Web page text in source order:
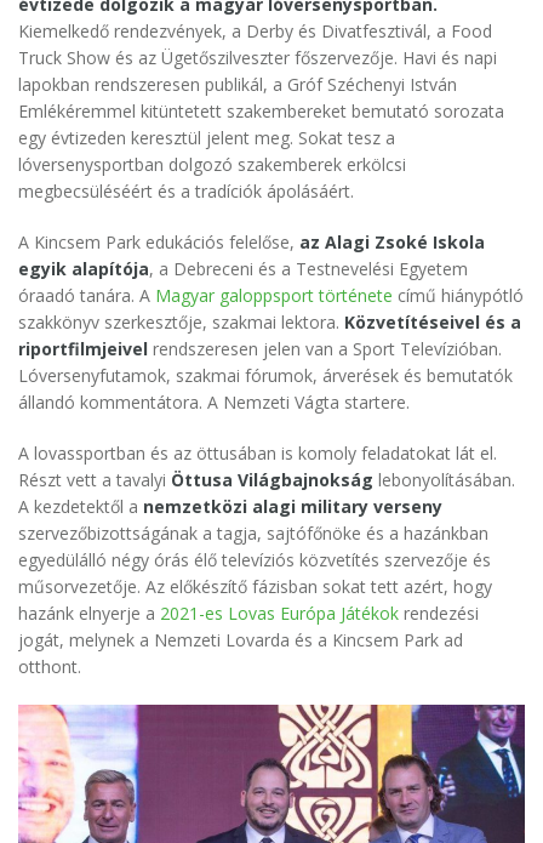
Kiemelkedő rendezvények, a Derby és Divatfesztivál, a Food
Truck Show és az Ügetőszilveszter főszervezője. Havi és napi
lapokban rendszeresen publikál, a Gróf Széchenyi István
Emlékéremmel kitüntetett szakembereket bemutató sorozata
egy évtizeden keresztül jelent meg. Sokat tesz a
lóversenysportban dolgozó szakemberek erkölcsi
megbecsüléséért és a tradíciók ápolásáért.
A Kincsem Park edukációs felelőse, az Alagi Zsoké Iskola
egyik alapítója, a Debreceni és a Testnevelési Egyetem
óraadó tanára. A Magyar galoppsport története című hiánypótló
szakkönyv szerkesztője, szakmai lektora. Közvetítéseivel és a
riportfilmjeivel rendszeresen jelen van a Sport Televízióban.
Lóversenyfutamok, szakmai fórumok, árverések és bemutatók
állandó kommentátora. A Nemzeti Vágta startere.
A lovassportban és az öttusában is komoly feladatokat lát el.
Részt vett a tavalyi Öttusa Világbajnokság lebonyolításában.
A kezdetektől a nemzetközi alagi military verseny
szervezőbizottságának a tagja, sajtófőnöke és a hazánkban
egyedülálló négy órás élő televíziós közvetítés szervezője és
műsorvezetője. Az előkészítő fázisban sokat tett azért, hogy
hazánk elnyerje a 2021-es Lovas Európa Játékok rendezési
jogát, melynek a Nemzeti Lovarda és a Kincsem Park ad
otthont.